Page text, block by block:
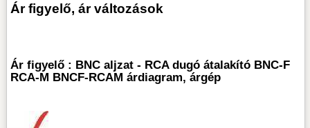
Ár figyelő, ár változások
Ár figyelő : BNC aljzat - RCA dugó átalakító BNC-F
RCA-M BNCF-RCAM árdiagram, árgép